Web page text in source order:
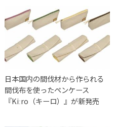
日本国内の間伐材から作られる
間伐布を使ったペンケース
『Kiːro（キーロ）』が新発売